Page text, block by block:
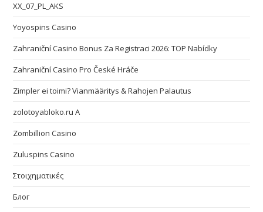
XX_07_PL_AKS
Yoyospins Casino
Zahraniční Casino Bonus Za Registraci 2026: TOP Nabídky
Zahraniční Casino Pro České Hráče
Zimpler ei toimi? Vianmääritys & Rahojen Palautus
zolotoyabloko.ru A
Zombillion Casino
Zuluspins Casino
Στοιχηματικές
Блог